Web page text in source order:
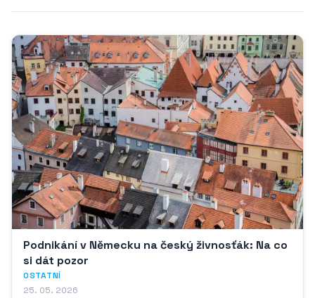
Podnikání v Německu na český živnosťák: Na co
si dát pozor
OSTATNÍ
25. 05. 2026